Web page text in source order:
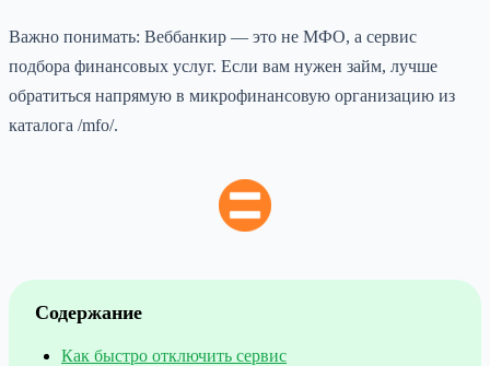
Важно понимать: Веббанкир — это не МФО, а сервис
подбора финансовых услуг. Если вам нужен займ, лучше
обратиться напрямую в микрофинансовую организацию из
каталога /mfo/.
Содержание
Как быстро отключить сервис